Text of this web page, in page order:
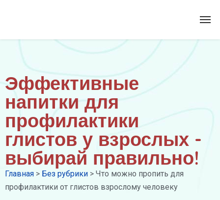
Эффективные
напитки для
профилактики
глистов у взрослых -
выбирай правильно!
Главная > Без рубрики > Что можно пропить для
профилактики от глистов взрослому человеку